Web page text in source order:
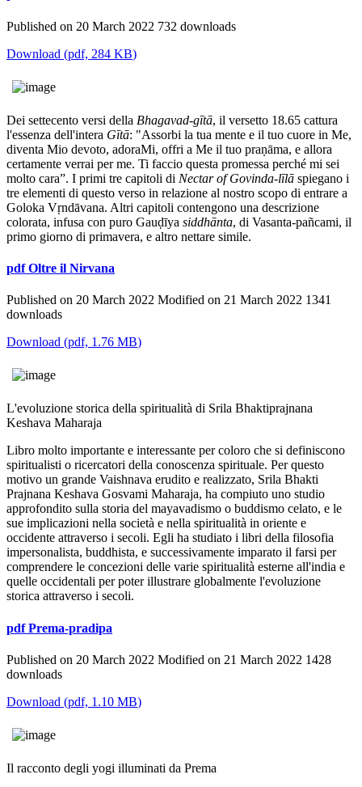
Published on 20 March 2022 732 downloads
Download (pdf, 284 KB)
Dei settecento versi della Bhagavad-gītā, il versetto 18.65 cattura
l'essenza dell'intera Gītā: "Assorbi la tua mente e il tuo cuore in Me,
diventa Mio devoto, adoraMi, offri a Me il tuo praṇāma, e allora
certamente verrai per me. Ti faccio questa promessa perché mi sei
molto cara”. I primi tre capitoli di Nectar of Govinda-līlā spiegano i
tre elementi di questo verso in relazione al nostro scopo di entrare a
Goloka Vṛndāvana. Altri capitoli contengono una descrizione
colorata, infusa con puro Gauḍīya siddhānta, di Vasanta-pañcami, il
primo giorno di primavera, e altro nettare simile.
pdf Oltre il Nirvana
Published on 20 March 2022 Modified on 21 March 2022 1341
downloads
Download (pdf, 1.76 MB)
L'evoluzione storica della spiritualità di Srila Bhaktiprajnana
Keshava Maharaja
Libro molto importante e interessante per coloro che si definiscono
spiritualisti o ricercatori della conoscenza spirituale. Per questo
motivo un grande Vaishnava erudito e realizzato, Srila Bhakti
Prajnana Keshava Gosvami Maharaja, ha compiuto uno studio
approfondito sulla storia del mayavadismo o buddismo celato, e le
sue implicazioni nella società e nella spiritualità in oriente e
occidente attraverso i secoli. Egli ha studiato i libri della filosofia
impersonalista, buddhista, e successivamente imparato il farsi per
comprendere le concezioni delle varie spiritualità esterne all'india e
quelle occidentali per poter illustrare globalmente l'evoluzione
storica attraverso i secoli.
pdf Prema-pradipa
Published on 20 March 2022 Modified on 21 March 2022 1428
downloads
Download (pdf, 1.10 MB)
Il racconto degli yogi illuminati da Prema